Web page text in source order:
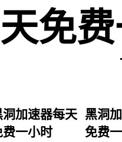
天免
洞加速器每天
费一小时
黑洞
免费